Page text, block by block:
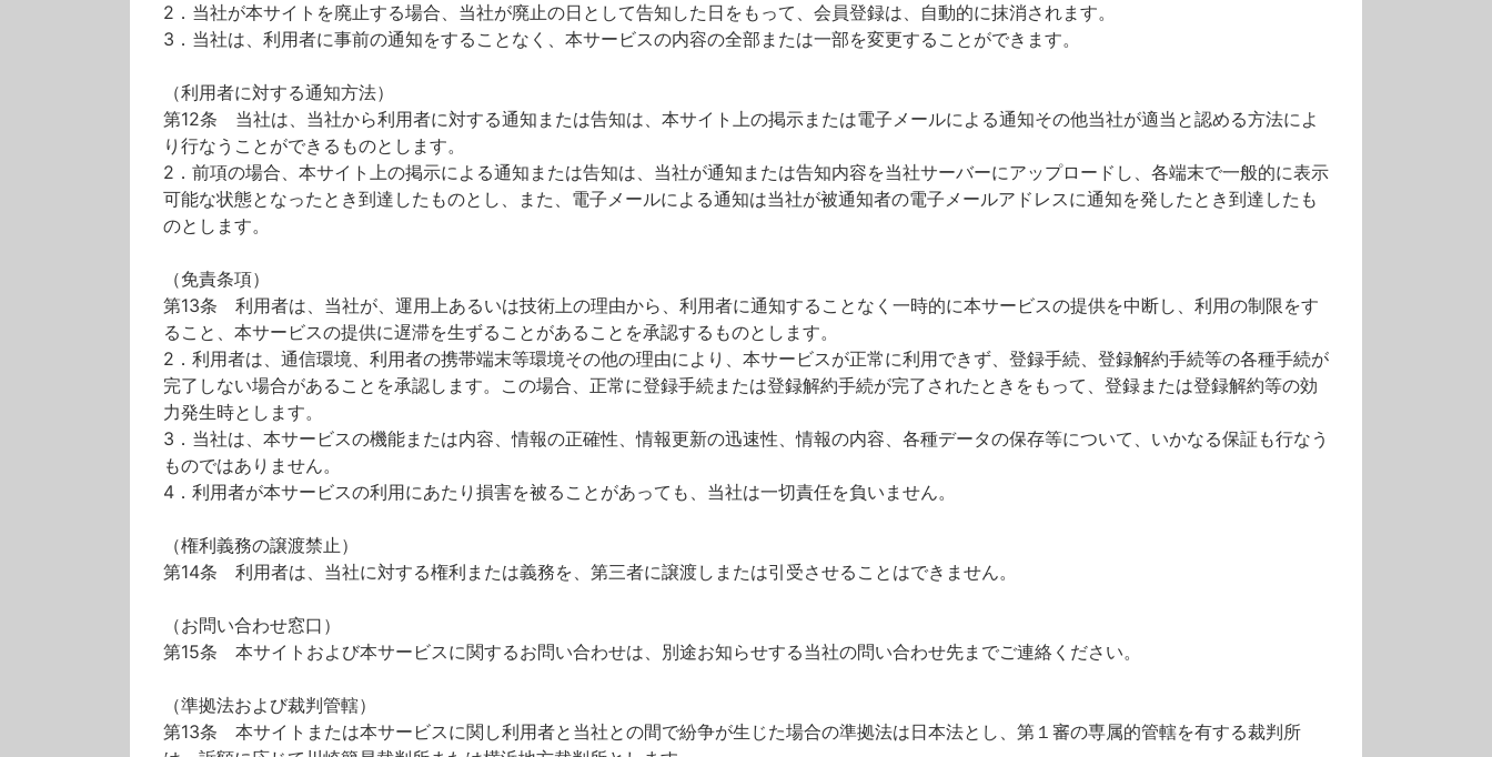
2．当社が本サイトを廃止する場合、当社が廃止の日として告知した日をもって、会員登録は、自動的に抹消されます。
3．当社は、利用者に事前の通知をすることなく、本サービスの内容の全部または一部を変更することができます。
（利用者に対する通知方法）
第12条 当社は、当社から利用者に対する通知または告知は、本サイト上の掲示または電子メールによる通知その他当社が適当と認める方法によ
り行なうことができるものとします。
2．前項の場合、本サイト上の掲示による通知または告知は、当社が通知または告知内容を当社サーバーにアップロードし、各端末で一般的に表示
可能な状態となったとき到達したものとし、また、電子メールによる通知は当社が被通知者の電子メールアドレスに通知を発したとき到達したも
のとします。
（免責条項）
第13条 利用者は、当社が、運用上あるいは技術上の理由から、利用者に通知することなく一時的に本サービスの提供を中断し、利用の制限をす
ること、本サービスの提供に遅滞を生ずることがあることを承認するものとします。
2．利用者は、通信環境、利用者の携帯端末等環境その他の理由により、本サービスが正常に利用できず、登録手続、登録解約手続等の各種手続が
完了しない場合があることを承認します。この場合、正常に登録手続または登録解約手続が完了されたときをもって、登録または登録解約等の効
力発生時とします。
3．当社は、本サービスの機能または内容、情報の正確性、情報更新の迅速性、情報の内容、各種データの保存等について、いかなる保証も行なう
ものではありません。
4．利用者が本サービスの利用にあたり損害を被ることがあっても、当社は一切責任を負いません。
（権利義務の譲渡禁止）
第14条 利用者は、当社に対する権利または義務を、第三者に譲渡しまたは引受させることはできません。
（お問い合わせ窓口）
第15条 本サイトおよび本サービスに関するお問い合わせは、別途お知らせする当社の問い合わせ先までご連絡ください。
（準拠法および裁判管轄）
第13条 本サイトまたは本サービスに関し利用者と当社との間で紛争が生じた場合の準拠法は日本法とし、第１審の専属的管轄を有する裁判所